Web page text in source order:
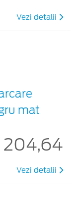
Vezi detalii
mat
204,64
Vezi detalii